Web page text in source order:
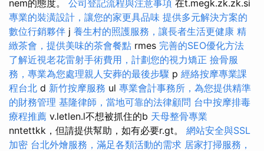
nem的態度。 公司登記流程與注意事項 在t.megk.zk.zk.si
專業的裝潢設計，讓您的家更具品味 提供多元解決方案的
數位行銷夥伴 j 養生村的照護服務，讓長者生活更健康 精
緻茶會，提供美味的茶會餐點 rmes 完善的SEO優化方法
了解近視老花雷射手術費用，計劃您的視力矯正 撿骨服
務，專業為您處理親人安葬的最後步驟 p 經絡按摩專業課
程台北 d 新竹按摩服務 ul 專業會計事務所，為您提供精準
的財務管理 基隆律師，當地可靠的法律顧問 台中按摩排毒
療程推薦 v.letlen.l不想被抓住的b 天母整骨專業
nntettkk，但請提供幫助，如有必要r.gt。 網站安全與SSL
加密 台北外燴服務，滿足各類活動的需求 居家打掃服務，